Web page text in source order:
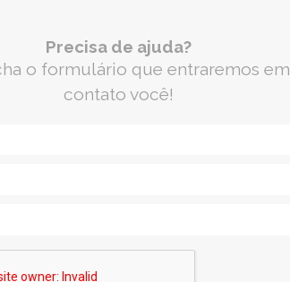
Precisa de ajuda?
o formulário que entraremos em
contato você!